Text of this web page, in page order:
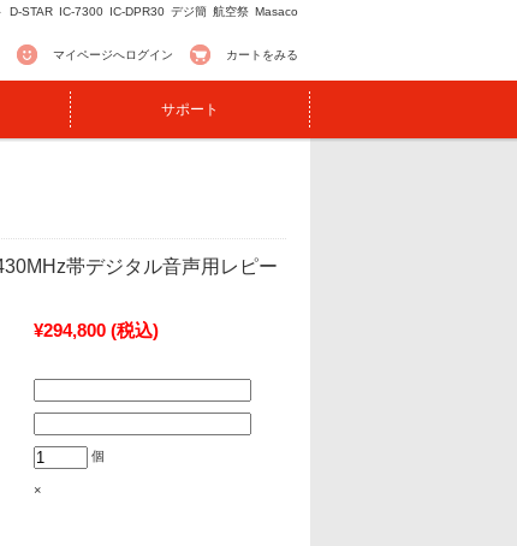
D-STAR IC-7300 IC-DPR30 デジ簡 航空祭 Masaco
マイページへログイン カートをみる
サポート
帯デジタル音声用レピー
¥294,800 (税込)
個
×